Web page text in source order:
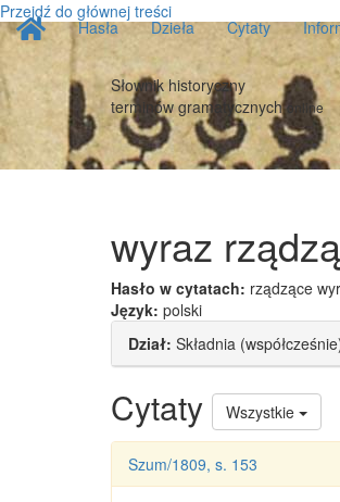
Przejdź do głównej treści
Strona
główna
Hasła Dzieła Cytaty
Słownik historyczny
terminów gramatycznychonline
wyraz
Hasło w cytatach: rządzące
Język: polski
Dział: Składnia
Cytaty Wszystkie
Szum/1809, s. 153